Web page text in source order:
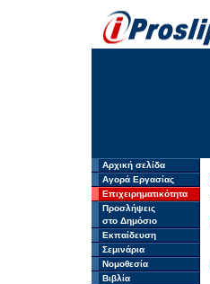
Αρχική σελίδα
Αγορά Εργασίας
Επιχειρηματικότητα
Προσλήψεις
στο Δημόσιο
Εκπαίδευση
Σεμινάρια
Νομοθεσία
Βιβλία